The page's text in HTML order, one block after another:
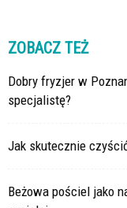
ZOBACZ TEŻ
Dobry fryzjer w
specjalistę?
Jak skutecznie
Beżowa pościel jako